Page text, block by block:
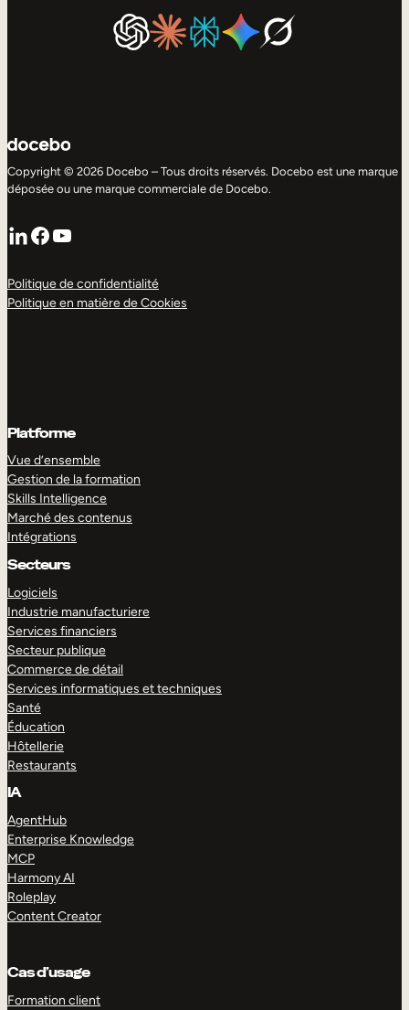
Copyright © 2026 Docebo – Tous droits réservés. Docebo est une marque
déposée ou une marque commerciale de Docebo.
LinkedIn
Facebook
YouTube
Politique de confidentialité
Politique en matière de Cookies
Platforme
Vue d’ensemble
Gestion de la formation
Skills Intelligence
Marché des contenus
Intégrations
Secteurs
Logiciels
Industrie manufacturiere
Services financiers
Secteur publique
Commerce de détail
Services informatiques et techniques
Santé
Éducation
Hôtellerie
Restaurants
IA
AgentHub
Enterprise Knowledge
MCP
Harmony AI
Roleplay
Content Creator
Cas d’usage
Formation client